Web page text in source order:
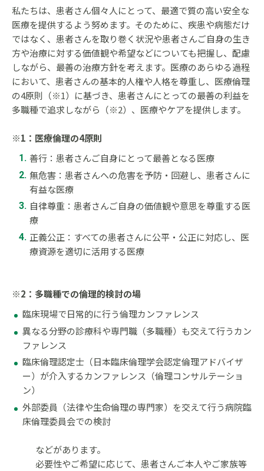
私たちは、患者さん個々人にとって、最適で質の高い安全な
医療を提供するよう努めます。そのために、疾患や病態だけ
ではなく、患者さんを取り巻く状況や患者さんご自身の生き
方や治療に対する価値観や希望などについても把握し、配慮
しながら、最善の治療方針を考えます。医療のあらゆる過程
において、患者さんの基本的人権や人格を尊重し、医療倫理
の4原則（※1）に基づき、患者さんにとっての最善の利益を
多職種で追求しながら（※2）、医療やケアを提供します。
※1：医療倫理の4原則
善行：患者さんご自身にとって最善となる医療
無危害：患者さんへの危害を予防・回避し、患者さんに
有益な医療
自律尊重：患者さんご自身の価値観や意思を尊重する医
療
正義公正：すべての患者さんに公平・公正に対応し、医
療資源を適切に活用する医療
※2：多職種での倫理的検討の場
臨床現場で日常的に行う倫理カンファレンス
異なる分野の診療科や専門職（多職種）も交えて行うカン
ファレンス
臨床倫理認定士（日本臨床倫理学会認定倫理アドバイザ
ー）が介入するカンファレンス（倫理コンサルテーショ
ン）
外部委員（法律や生命倫理の専門家）を交えて行う病院臨
床倫理委員会での検討
などがあります。
必要性やご希望に応じて、患者さんご本人やご家族等